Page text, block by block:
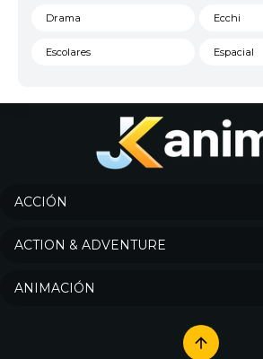
Drama Ecchi
Escolares Espacial
Historico
Josei
Música
ACCIÓN
ACTION & ADVENTURE
ANIMACIÓN